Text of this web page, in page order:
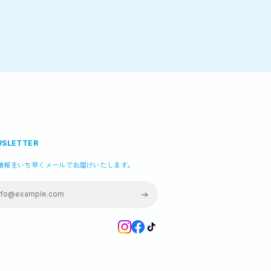
報をいち早くメールでお届けいたします。